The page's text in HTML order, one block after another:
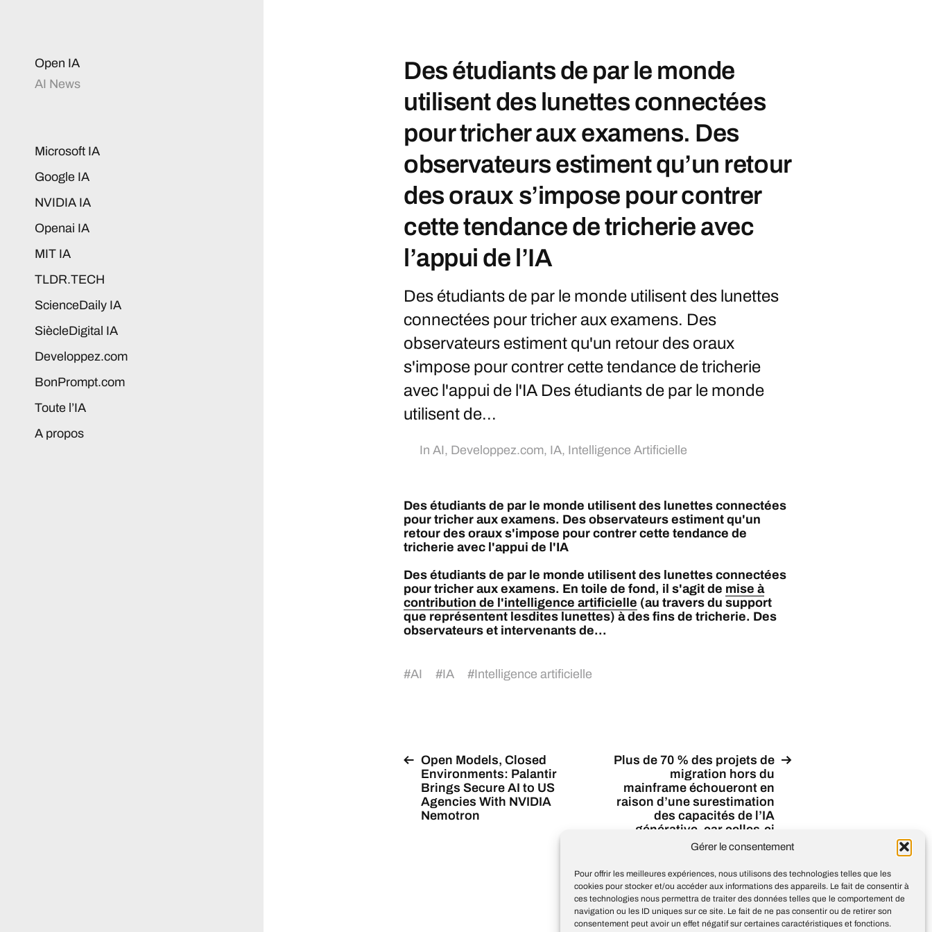
Gérer le consentement
Pour offrir les meilleures expériences, nous utilisons des technologies telles que les
cookies pour stocker et/ou accéder aux informations des appareils. Le fait de consentir à
ces technologies nous permettra de traiter des données telles que le comportement de
navigation ou les ID uniques sur ce site. Le fait de ne pas consentir ou de retirer son
consentement peut avoir un effet négatif sur certaines caractéristiques et fonctions.
Open IA
AI News
Microsoft IA
Google IA
NVIDIA IA
Openai IA
MIT IA
TLDR.TECH
ScienceDaily IA
SiècleDigital IA
Developpez.com
BonPrompt.com
Toute l’IA
A propos
Des étudiants de par le monde
utilisent des lunettes connectées
pour tricher aux examens. Des
observateurs estiment qu’un retour
des oraux s’impose pour contrer
cette tendance de tricherie avec
l’appui de l’IA
Des étudiants de par le monde utilisent des lunettes
connectées pour tricher aux examens. Des
observateurs estiment qu'un retour des oraux
s'impose pour contrer cette tendance de tricherie
avec l'appui de l'IA Des étudiants de par le monde
utilisent de...
In AI, Developpez.com, IA, Intelligence Artificielle
Des étudiants de par le monde utilisent des lunettes connectées
pour tricher aux examens. Des observateurs estiment qu'un
retour des oraux s'impose pour contrer cette tendance de
tricherie avec l'appui de l'IA
Des étudiants de par le monde utilisent des lunettes connectées
pour tricher aux examens. En toile de fond, il s'agit de mise à
contribution de l'intelligence artificielle (au travers du support
que représentent lesdites lunettes) à des fins de tricherie. Des
observateurs et intervenants de...
#AI #IA #Intelligence artificielle
Open Models, Closed
Environments: Palantir
Brings Secure AI to US
Agencies With NVIDIA
Nemotron
Plus de 70 % des projets de
migration hors du
mainframe échoueront en
raison d’une surestimation
des capacités de l’IA
générative, car celles-ci
sont bien inférieures aux
d’après Gartner